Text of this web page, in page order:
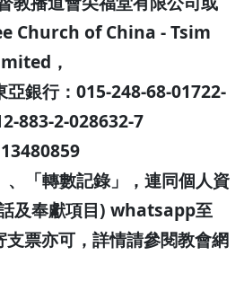
Church of China - Tsim
，
亞銀行：015-248-68-01722-
883-2-028632-7
、「轉數記錄」，連同個人資
及奉獻項目) whatsapp至
票亦可，詳情請參閱教會網